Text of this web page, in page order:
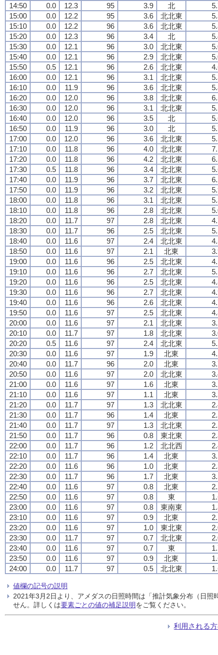
14:50 0.0 12.3 95 3.9 北
15:00
0.0 12.2 95 3.6 北北東
15:10
0.0 12.2 96 3.6 北北東
15:20
0.0 12.3 96 3.4 北
15:30
0.0 12.1 96 3.0 北北東
15:40
0.0 12.1 96 2.9 北北東
15:50
0.5 12.1 96 2.6 北北東
16:00
0.0 12.1 96 3.1 北北東
16:10
0.0 11.9 96 3.6 北北東
16:20
0.0 12.0 96 3.8 北北東
16:30
0.0 12.0 96 3.1 北北東
16:40
0.0 12.0 96 3.5 北
16:50
0.0 11.9 96 3.0 北
17:00
0.0 12.0 96 3.6 北北東
17:10
0.0 11.8 96 4.0 北北東
17:20
0.0 11.8 96 4.2 北北東
17:30
0.5 11.8 96 3.4 北北東
17:40
0.0 11.9 96 3.7 北北東
17:50
0.0 11.9 96 3.2 北北東
18:00
0.0 11.8 96 3.1 北北東
18:10
0.0 11.8 96 2.8 北北東
18:20
0.0 11.7 97 2.8 北北東
18:30
0.0 11.7 96 2.5 北北東
18:40
0.0 11.6 97 2.4 北北東
18:50
0.0 11.6 97 2.1 北東
19:00
0.0 11.6 96 2.5 北北東
19:10
0.0 11.6 96 2.7 北北東
19:20
0.0 11.6 96 2.5 北北東
19:30
0.0 11.6 96 2.7 北北東
19:40
0.0 11.6 96 2.6 北北東
19:50
0.0 11.6 97 2.5 北北東
20:00
0.0 11.6 97 2.1 北北東
20:10
0.0 11.7 97 1.8 北北東
20:20
0.5 11.6 97 2.4 北北東
20:30
0.0 11.6 97 1.9 北東
20:40
0.0 11.7 96 2.0 北東
20:50
0.0 11.6 97 2.0 北北東
21:00
0.0 11.6 97 1.6 北東
21:10
0.0 11.6 97 1.1 北東
21:20
0.0 11.7 97 1.3 北北東
21:30
0.0 11.7 96 1.4 北東
21:40
0.0 11.7 97 1.3 北北東
21:50
0.0 11.7 96 0.8 東北東
22:00
0.0 11.7 96 1.2 北北西
22:10
0.0 11.7 96 1.4 北東
22:20
0.0 11.6 96 1.0 北東
22:30
0.0 11.7 96 1.7 北東
22:40
0.0 11.6 97 0.8 北東
22:50
0.0 11.6 97 0.8 東
23:00
0.0 11.6 97 0.8 東南東
23:10
0.0 11.6 97 0.9 北東
23:20
0.0 11.6 97 1.0 東北東
23:30
0.0 11.7 97 0.7 北北東
23:40
0.0 11.6 97 0.7 東
23:50
0.0 11.6 97 0.9 北東
24:00
0.0 11.7 97 0.5 北北東
値欄の記号の説明
2021年3月2日より、アメダスの日照時間は「推計気象分布（日
せん。詳しくは要素ごとの値の補足説明をご覧ください。
利用される